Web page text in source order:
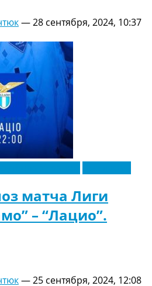
—28 сентября, 2024, 10:37
матча Лиги
– “Лацио”.
—25 сентября, 2024, 12:08